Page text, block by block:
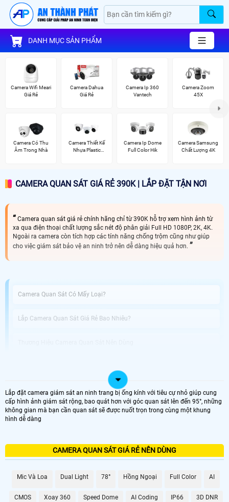
DANH MỤC SẢN PHẨM
Camera Wifi Meari
Giá Rẻ
Camera Dahua
Giá Rẻ
Camera Ip 360
Vantech
Camera Zoom
45X
Camera Có Thu
Âm Trong Nhà
Camera Thiết Kế
Nhựa Plastic
Camera Ip Dome
Full Color Hik
Camera Samsung
Chất Lượng 4K
CAMERA QUAN SÁT GIÁ RẺ 390K | LẮP ĐẶT TẬN NƠI
Camera quan sát giá rẻ chính hãng chỉ từ 390K hỗ trợ xem hình ảnh từ
xa qua điện thoại chất lượng sắc nét độ phân giải Full HD 1080P, 2K, 4K.
Ngoài ra camera còn tích hợp các tính năng chống trộm cũng như giúp
cho việc giám sát bảo vệ an ninh trở nên dễ dàng hiệu quả hơn.
Camera Quan Sát Có Mấy Loại?
Lắp Camera Quan Sát Giá Rẻ Bao Nhiêu?
Như bạn đã biết camera quan sát là một trong những giải pháp giúp đảm bảo
về tài sản cũng như đảm bảo an toàn an ninh, tạo cảm giác yên tâm hơn. Sau
đây là các lựa chọn camera giá rẻ chỉ từ 399K đầy đủ các loại như camera wifi,
canera IP, bộ camera có đầu ghi đáp ứng cho tất cả nhu cầu quan sát của quý
Lắp đặt camera giám sát an ninh trang bị ống kính với tiêu cự nhỏ giúp cung
cấp hình ảnh giám sát rộng, bao quát hơn với góc quan sát lên đến 95°, những
không gian mà bạn cần quan sát sẽ được nuốt trọn trong cùng một khung
hình dễ dàng
CAMERA QUAN SÁT GIÁ RẺ NÊN DÙNG
Mic Và Loa Dual Light 78° Hồng Ngoại Full Color AI
CMOS Xoay 360 Speed Dome AI Coding IP66 3D DNR